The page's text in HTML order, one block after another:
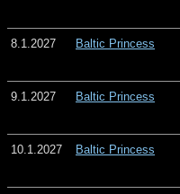
8.1.2027 Baltic Princess
9.1.2027 Baltic Princess
10.1.2027 Baltic Princess